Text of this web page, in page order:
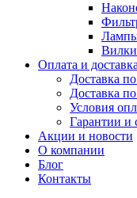
Оплата и доставка
Доставка
Доставка
Условия
Гарантии и
Акции и новости
О компании
Блог
Контакты